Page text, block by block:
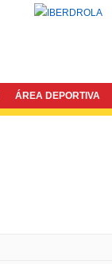
ÁREA DEPORTIVA